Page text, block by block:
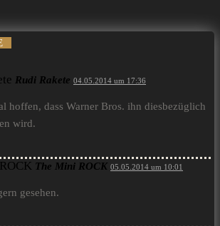
Rudi Rakete 04.05.2014 um 17:36
hoffen, dass Warner Bros. ihn diesbezüglich
wird.
The Mini ROCK 05.05.2014 um 10:01
gesehen.